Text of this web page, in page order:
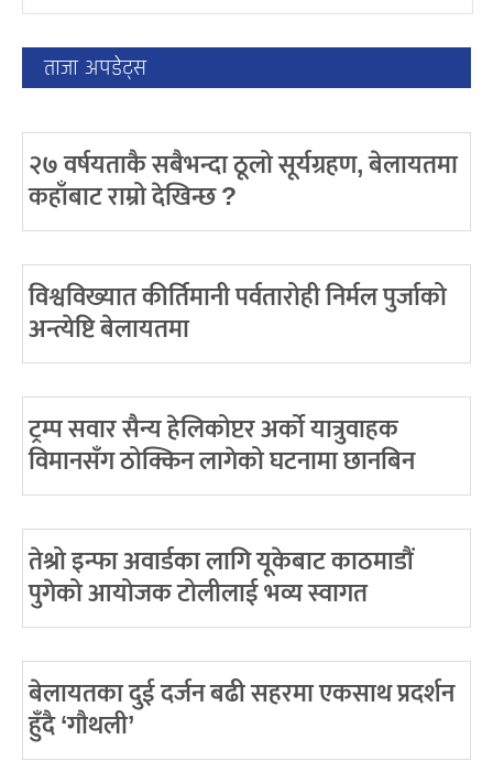
ताजा अपडेट्स
२७ वर्षयताकै सबैभन्दा ठूलो सूर्यग्रहण, बेलायतमा
कहाँबाट राम्रो देखिन्छ ?
विश्वविख्यात कीर्तिमानी पर्वतारोही निर्मल पुर्जाको
अन्त्येष्टि बेलायतमा
ट्रम्प सवार सैन्य हेलिकोप्टर अर्को यात्रुवाहक
विमानसँग ठोक्किन लागेको घटनामा छानबिन
तेश्रो इन्फा अवार्डका लागि यूकेबाट काठमाडौं
पुगेको आयोजक टोलीलाई भव्य स्वागत
बेलायतका दुई दर्जन बढी सहरमा एकसाथ प्रदर्शन
हुँदै ‘गौथली’